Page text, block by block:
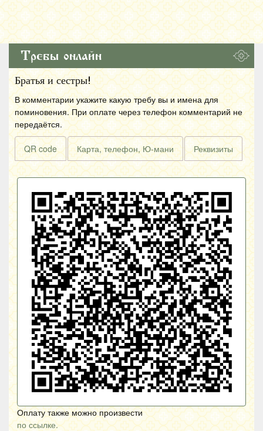
Требы онлайн
Братья и сестры!
В комментарии укажите какую требу вы и имена для
поминовения. При оплате через телефон комментарий не
передаётся.
QR code Карта, телефон, Ю-мани Реквизиты
Оплату также можно произвести
по ссылке.